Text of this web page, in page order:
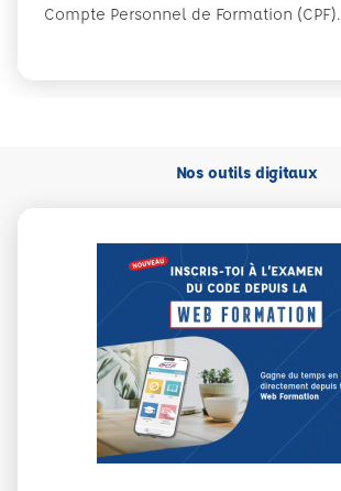
Compte Personnel de Formation (CPF).
Nos outils digitaux